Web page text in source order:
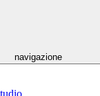
navigazione